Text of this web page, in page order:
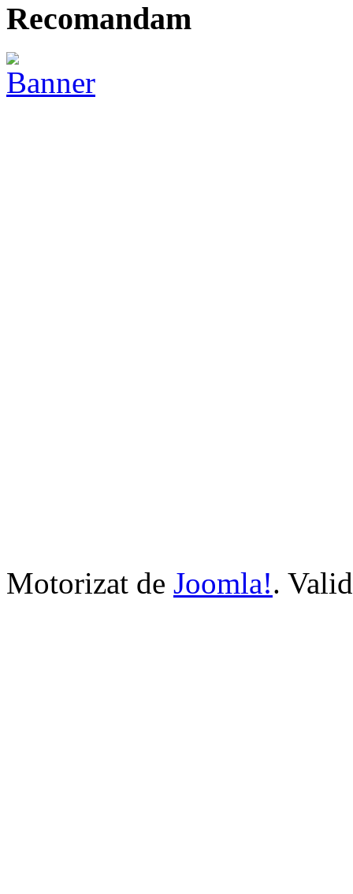
Recomandam
Motorizat de Joomla!.